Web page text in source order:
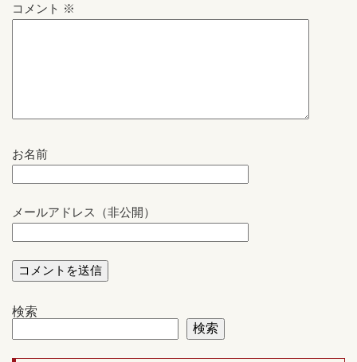
コメント ※
お名前
メールアドレス（非公開）
検索
検索